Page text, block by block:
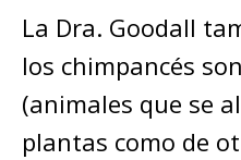
La Dra. Goodall
los chimpancés son
(animales que se
plantas como de